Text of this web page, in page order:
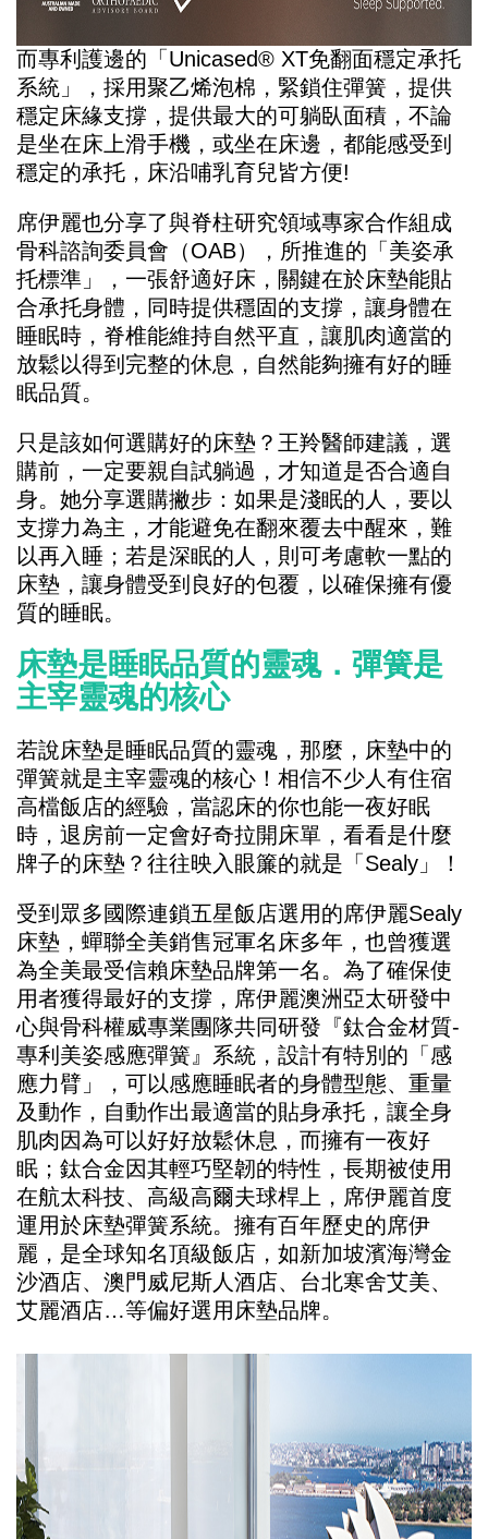
而專利護邊的「Unicased® XT免翻面穩定承托
系統」，採用聚乙烯泡棉，緊鎖住彈簧，提供
穩定床緣支撐，提供最大的可躺臥面積，不論
是坐在床上滑手機，或坐在床邊，都能感受到
穩定的承托，床沿哺乳育兒皆方便!
席伊麗也分享了與脊柱研究領域專家合作組成
骨科諮詢委員會（OAB），所推進的「美姿承
托標準」，一張舒適好床，關鍵在於床墊能貼
合承托身體，同時提供穩固的支撐，讓身體在
睡眠時，脊椎能維持自然平直，讓肌肉適當的
放鬆以得到完整的休息，自然能夠擁有好的睡
眠品質。
只是該如何選購好的床墊？王羚醫師建議，選
購前，一定要親自試躺過，才知道是否合適自
身。她分享選購撇步：如果是淺眠的人，要以
支撐力為主，才能避免在翻來覆去中醒來，難
以再入睡；若是深眠的人，則可考慮軟一點的
床墊，讓身體受到良好的包覆，以確保擁有優
質的睡眠。
床墊是睡眠品質的靈魂．彈簧是
主宰靈魂的核心
若說床墊是睡眠品質的靈魂，那麼，床墊中的
彈簧就是主宰靈魂的核心！相信不少人有住宿
高檔飯店的經驗，當認床的你也能一夜好眠
時，退房前一定會好奇拉開床單，看看是什麼
牌子的床墊？往往映入眼簾的就是「Sealy」！
受到眾多國際連鎖五星飯店選用的席伊麗Sealy
床墊，蟬聯全美銷售冠軍名床多年，也曾獲選
為全美最受信賴床墊品牌第一名。為了確保使
用者獲得最好的支撐，席伊麗澳洲亞太研發中
心與骨科權威專業團隊共同研發『鈦合金材質-
專利美姿感應彈簧』系統，設計有特別的「感
應力臂」，可以感應睡眠者的身體型態、重量
及動作，自動作出最適當的貼身承托，讓全身
肌肉因為可以好好放鬆休息，而擁有一夜好
眠；鈦合金因其輕巧堅韌的特性，長期被使用
在航太科技、高級高爾夫球桿上，席伊麗首度
運用於床墊彈簧系統。擁有百年歷史的席伊
麗，是全球知名頂級飯店，如新加坡濱海灣金
沙酒店、澳門威尼斯人酒店、台北寒舍艾美、
艾麗酒店…等偏好選用床墊品牌。